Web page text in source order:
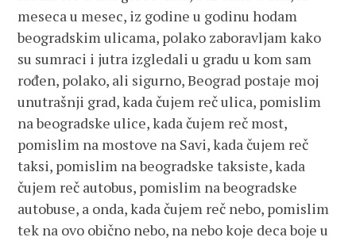
meseca u mesec, iz godine u godinu hodam
beogradskim ulicama, polako zaboravljam kako
su sumraci i jutra izgledali u gradu u kom sam
rođen, polako, ali sigurno, Beograd postaje moj
unutrašnji grad, kada čujem reč ulica, pomislim
na beogradske ulice, kada čujem reč most,
pomislim na mostove na Savi, kada čujem reč
taksi, pomislim na beogradske taksiste, kada
čujem reč autobus, pomislim na beogradske
autobuse, a onda, kada čujem reč nebo, pomislim
tek na ovo obično nebo, na nebo koje deca boje u